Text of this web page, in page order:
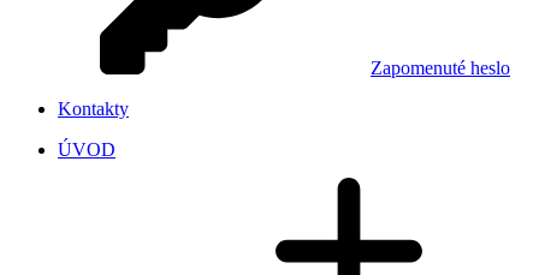
Zapomenuté heslo
Kontakty
ÚVOD